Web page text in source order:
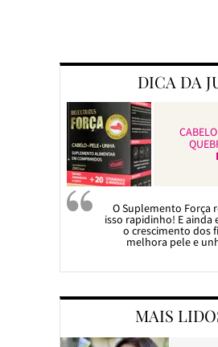
DICA DA
O Suplemento Força
isso rapidinho! E ainda
o crescimento dos
melhora pele e
MAIS